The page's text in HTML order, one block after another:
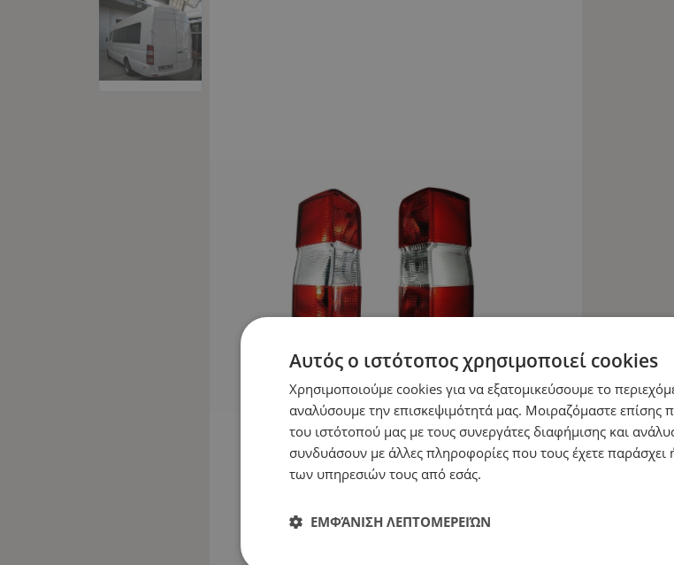
Αυτός ο ιστότοπος χρησιμοποιεί cookies
Χρησιμοποιούμε cookies για να εξατομικεύσουμε το
αναλύσουμε την επισκεψιμότητά μας. Μοιραζόμαστε επίσης
του ιστότοπού μας με τους συνεργάτες διαφήμισης και
συνδυάσουν με άλλες πληροφορίες που τους έχετε
των υπηρεσιών τους από εσάς.
ΕΜΦΆΝΙΣΗ ΛΕΠΤΟΜΕΡΕΙΏΝ